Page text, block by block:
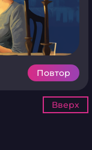
Повтор
Вверх